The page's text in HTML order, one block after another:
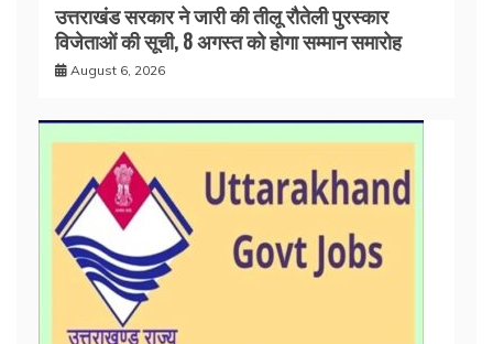
उत्तराखंड सरकार ने जारी की तीलू रौतेली पुरस्कार
विजेताओं की सूची, 8 अगस्त को होगा सम्मान समारोह
August 6, 2026